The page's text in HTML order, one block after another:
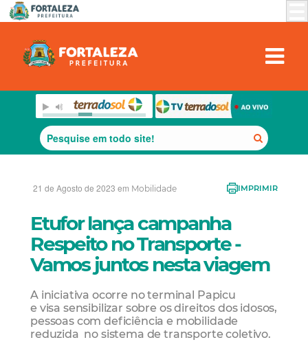
21 de Agosto de 2023 em Mobilidade IMPRIMIR
Etufor lança campanha
Respeito no Transporte -
Vamos juntos nesta viagem
A iniciativa ocorre no terminal Papicu
e visa sensibilizar sobre os direitos dos idosos,
pessoas com deficiência e mobilidade
reduzida no sistema de transporte coletivo.